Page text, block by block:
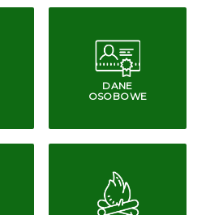
DANE
OSOBOWE